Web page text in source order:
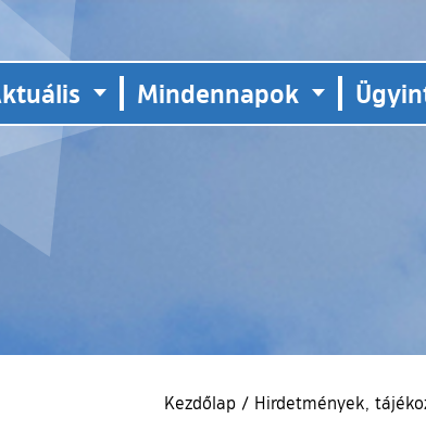
Mindennapok
Kezdőlap / Hirdetmények,